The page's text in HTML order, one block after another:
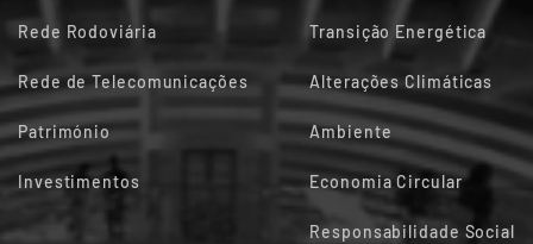
Rede Rodoviária
Rede de Telecomunicações
Património
Investimentos
Transição Energética
Alterações Climáticas
Ambiente
Economia Circular
Responsabilidade Social